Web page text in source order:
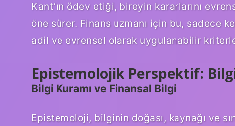
Kant’ın ödev etiği, bireyin kararlarını
öne sürer. Finans uzmanı için bu, sadece
adil ve evrensel olarak uygulanabilir
Epistemolojik Perspektif:
Bilgi Kuramı ve Finansal Bilgi
Epistemoloji, bilginin doğası, kaynağı ve